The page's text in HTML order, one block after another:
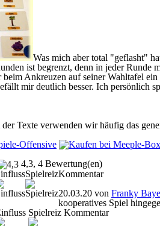
Was mich aber total "geflasht"
ist begrenzt, denn in jeder Runde
Ankreuzen auf seiner Wahltafel
mir deutlich besser. Ich persönlich
der Texte verwenden wir häufig das
4,3, 4 Bewertung(en)
SpielreizKommentar
20.03.20 von Franky
kooperatives Spiel
Spielreiz Kommentar